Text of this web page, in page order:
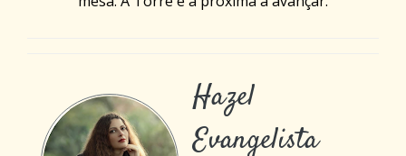
Hazel
Evangelista